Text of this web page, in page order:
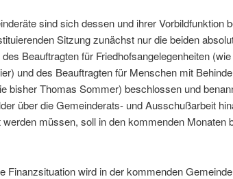
sind sich dessen und ihrer Vorbildfunktion
Sitzung zunächst nur die beiden
Beauftragten für Friedhofsangelegenheiten
und des Beauftragten für Menschen mit
bisher Thomas Sommer) beschlossen und
über die Gemeinderats- und Ausschußarbeit
werden müssen, soll in den kommenden Monaten
Finanzsituation wird in der kommenden